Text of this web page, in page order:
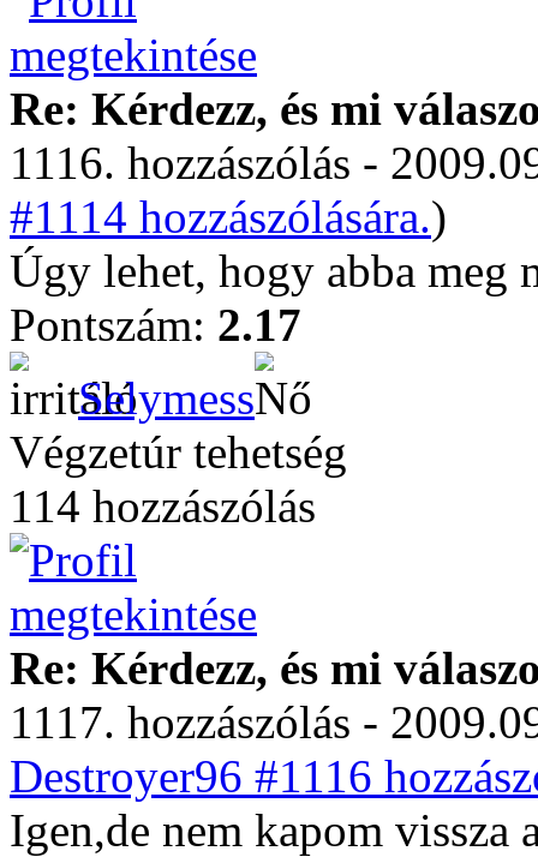
Re: Kérdezz, és mi
1116. hozzászólás -
#1114 hozzászólására.)
Úgy lehet, hogy abba meg
Pontszám: 2.17
Selymess
Végzetúr tehetség
114 hozzászólás
Re: Kérdezz, és mi
1117. hozzászólás -
Destroyer96 #1116
Igen,de nem kapom vissza